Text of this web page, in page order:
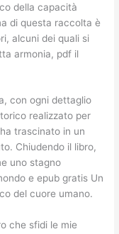
della capacità
di questa raccolta è
alcuni dei quali si
armonia, pdf il
con ogni dettaglio
realizzato per
trascinato in un
Chiudendo il libro,
uno stagno
e epub gratis Un
del cuore umano.
che sfidi le mie